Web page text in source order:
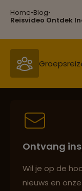
Home•Blog•
Reisvideo Ontdek
Reizen
Persoonlijk
Ontvang
Wil je op de
nieuws en